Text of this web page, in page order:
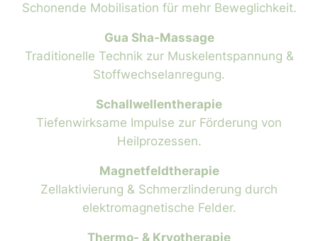
Schonende Mobilisation für mehr Beweglichkeit.
Gua Sha-Massage
Traditionelle Technik zur Muskelentspannung &
Stoffwechselanregung.
Schallwellentherapie
Tiefenwirksame Impulse zur Förderung von
Heilprozessen.
Magnetfeldtherapie
Zellaktivierung & Schmerzlinderung durch
elektromagnetische Felder.
Thermo- & Kryotherapie